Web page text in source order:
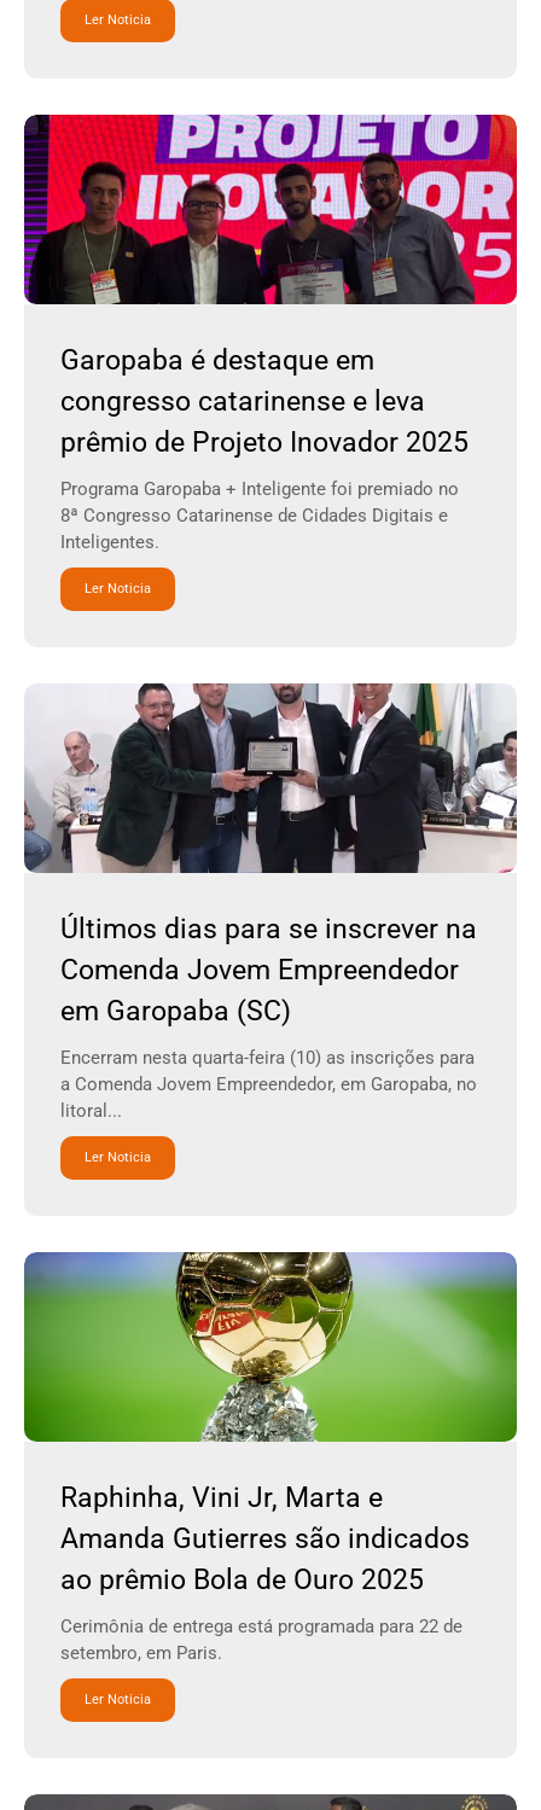
Ler Noticia
Garopaba é destaque em
congresso catarinense e leva
prêmio de Projeto Inovador 2025
Programa Garopaba + Inteligente foi premiado no
8ª Congresso Catarinense de Cidades Digitais e
Inteligentes.
Ler Noticia
Últimos dias para se inscrever na
Comenda Jovem Empreendedor
em Garopaba (SC)
Encerram nesta quarta-feira (10) as inscrições para
a Comenda Jovem Empreendedor, em Garopaba, no
litoral...
Ler Noticia
Raphinha, Vini Jr, Marta e
Amanda Gutierres são indicados
ao prêmio Bola de Ouro 2025
Cerimônia de entrega está programada para 22 de
setembro, em Paris.
Ler Noticia